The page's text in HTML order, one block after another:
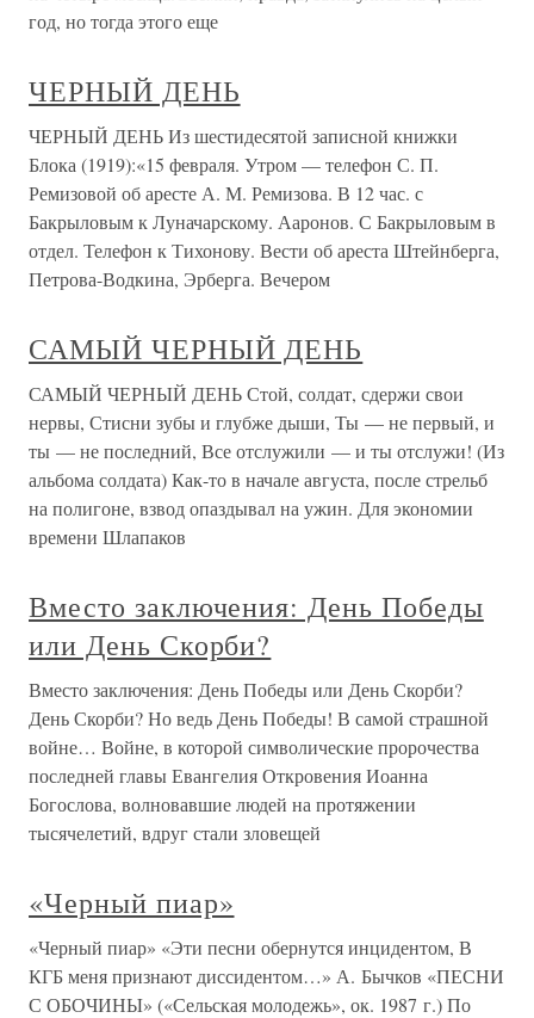
год, но тогда этого еще
ЧЕРНЫЙ ДЕНЬ
ЧЕРНЫЙ ДЕНЬ Из шестидесятой записной книжки
Блока (1919):«15 февраля. Утром — телефон С. П.
Ремизовой об аресте А. М. Ремизова. В 12 час. с
Бакрыловым к Луначарскому. Ааронов. С Бакрыловым в
отдел. Телефон к Тихонову. Вести об ареста Штейнберга,
Петрова-Водкина, Эрберга. Вечером
САМЫЙ ЧЕРНЫЙ ДЕНЬ
САМЫЙ ЧЕРНЫЙ ДЕНЬ Стой, солдат, сдержи свои
нервы, Стисни зубы и глубже дыши, Ты — не первый, и
ты — не последний, Все отслужили — и ты отслужи! (Из
альбома солдата) Как-то в начале августа, после стрельб
на полигоне, взвод опаздывал на ужин. Для экономии
времени Шлапаков
Вместо заключения: День Победы
или День Скорби?
Вместо заключения: День Победы или День Скорби?
День Скорби? Но ведь День Победы! В самой страшной
войне… Войне, в которой символические пророчества
последней главы Евангелия Откровения Иоанна
Богослова, волновавшие людей на протяжении
тысячелетий, вдруг стали зловещей
«Черный пиар»
«Черный пиар» «Эти песни обернутся инцидентом, В
КГБ меня признают диссидентом…» А. Бычков «ПЕСНИ
С ОБОЧИНЫ» («Сельская молодежь», ок. 1987 г.) По